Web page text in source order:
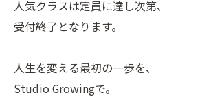
人気クラスは定員に達し次第、
受付終了となります。
人生を変える最初の一歩を、
Studio Growingで。